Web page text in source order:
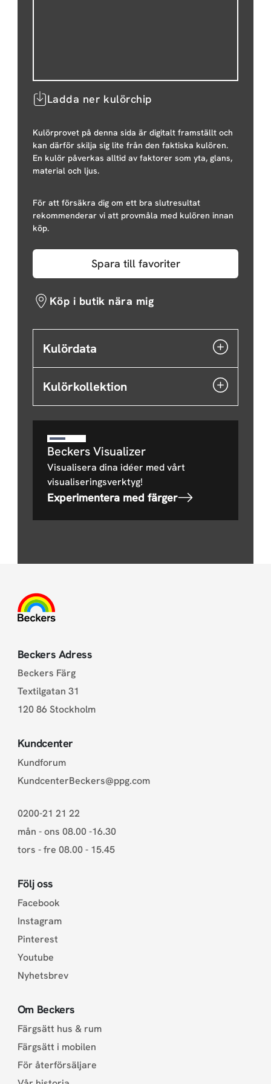
Ladda ner kulörchip
Kulörprovet på denna sida är digitalt framställt och
kan därför skilja sig lite från den faktiska kulören.
En kulör påverkas alltid av faktorer som yta, glans,
material och ljus.
För att försäkra dig om ett bra slutresultat
rekommenderar vi att provmåla med kulören innan
köp.
Spara till favoriter
Köp i butik nära mig
Kulördata
Kulörkollektion
Beckers Visualizer
Visualisera dina idéer med vårt
visualiseringsverktyg!
Experimentera med färger
Beckers Adress
Beckers Färg
Textilgatan 31
120 86 Stockholm
Kundcenter
Kundforum
KundcenterBeckers@ppg.com
0200-21 21 22
mån - ons 08.00 -16.30
tors - fre 08.00 - 15.45
Följ oss
Facebook
Instagram
Pinterest
Youtube
Nyhetsbrev
Om Beckers
Färgsätt hus & rum
Färgsätt i mobilen
För återförsäljare